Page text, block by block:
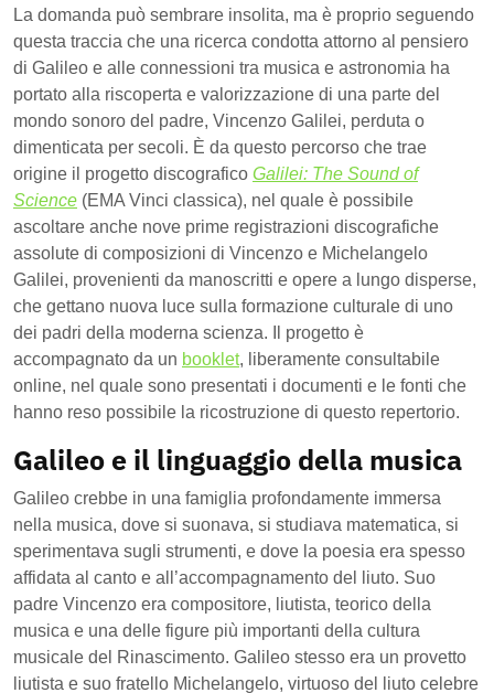
La domanda può sembrare insolita, ma è proprio seguendo
questa traccia che una ricerca condotta attorno al pensiero
di Galileo e alle connessioni tra musica e astronomia ha
portato alla riscoperta e valorizzazione di una parte del
mondo sonoro del padre, Vincenzo Galilei, perduta o
dimenticata per secoli. È da questo percorso che trae
origine il progetto discografico Galilei: The Sound of
Science (EMA Vinci classica), nel quale è possibile
ascoltare anche nove prime registrazioni discografiche
assolute di composizioni di Vincenzo e Michelangelo
Galilei, provenienti da manoscritti e opere a lungo disperse,
che gettano nuova luce sulla formazione culturale di uno
dei padri della moderna scienza. Il progetto è
accompagnato da un booklet, liberamente consultabile
online, nel quale sono presentati i documenti e le fonti che
hanno reso possibile la ricostruzione di questo repertorio.
Galileo e il linguaggio della musica
Galileo crebbe in una famiglia profondamente immersa
nella musica, dove si suonava, si studiava matematica, si
sperimentava sugli strumenti, e dove la poesia era spesso
affidata al canto e all’accompagnamento del liuto. Suo
padre Vincenzo era compositore, liutista, teorico della
musica e una delle figure più importanti della cultura
musicale del Rinascimento. Galileo stesso era un provetto
liutista e suo fratello Michelangelo, virtuoso del liuto celebre